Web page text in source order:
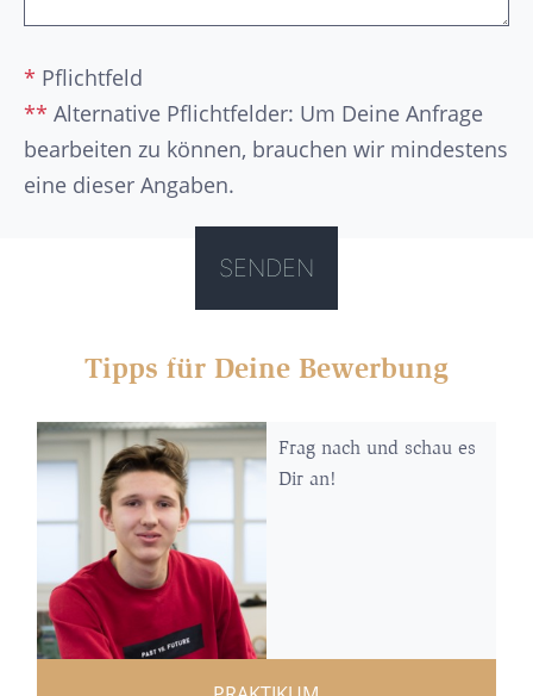
* Pflichtfeld
** Alternative Pflichtfelder: Um Deine Anfrage
bearbeiten zu können, brauchen wir mindestens
eine dieser Angaben.
Tipps für Deine Bewerbung
Frag nach und schau es
Dir an!